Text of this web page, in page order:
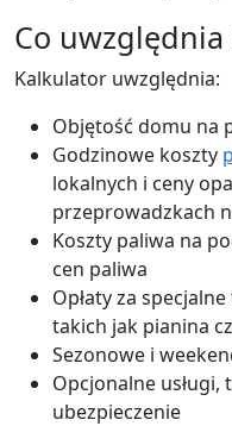
Co
Kalkulator uwzględnia:
Objętość domu na
Godzinowe koszty
lokalnych i ceny
przeprowadzkach
Koszty paliwa na
cen paliwa
Opłaty za
takich jak pianina
Sezonowe i
Opcjonalne usługi,
ubezpieczenie